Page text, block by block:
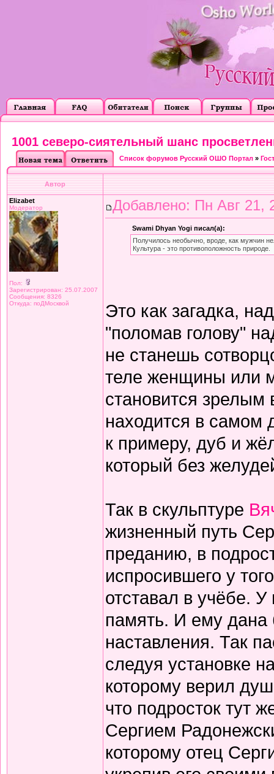
1001 северо-сиятельный шанс
Список форумов Русский ОШО Портал »
Автор
Elizabet
Модератор
Пол:
Зарегистрирован: 25.07.2007
Сообщения: 8326
Откуда: поДМосквой
Добавлено: Пн Авг 21,
Swami Dhyan Yogi писал(а):
Получилось необычно, вроде, как мужчин
Культура - это противоположность природе.
Это как загадка,
"поломав голову"
не станешь
теле женщины или
становится зрелым
находится в самом
к примеру, дуб и
который без
Так в скульптуре
жизненный путь
преданию, в
испросившего у
отставал в учёбе.
память. И ему
наставления. Так
следуя установке
которому верил
что подросток тут
Сергием
которому отец